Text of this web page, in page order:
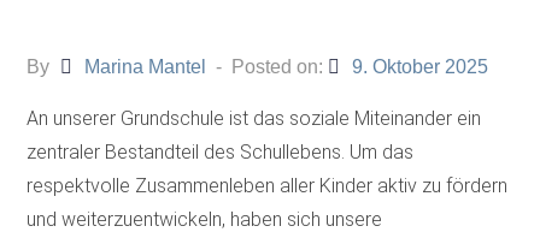
By Marina Mantel Posted on: 9. Oktober 2025
An unserer Grundschule ist das soziale Miteinander ein
zentraler Bestandteil des Schullebens. Um das
respektvolle Zusammenleben aller Kinder aktiv zu fördern
und weiterzuentwickeln, haben sich unsere